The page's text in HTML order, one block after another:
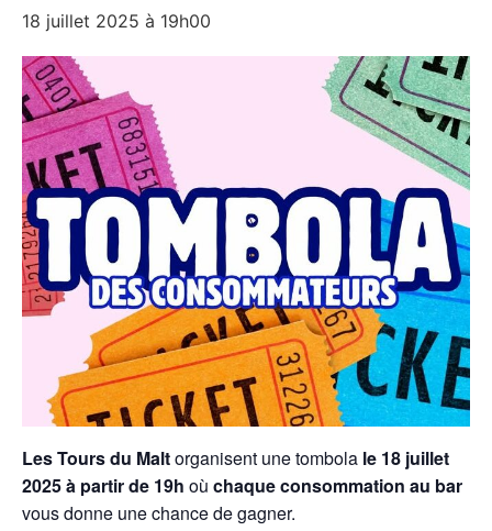
18 juillet 2025 à 19h00
Les Tours du Maltorganisent une tombola le 18 juillet
2025 à partir de 19h où chaque consommation au bar
vous donne une chance de gagner.